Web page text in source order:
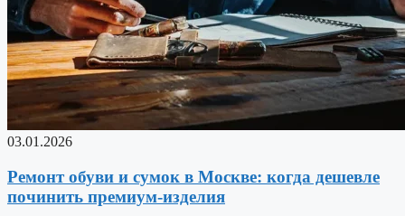
03.01.2026
Ремонт обуви и сумок в Москве: когда дешевле
починить премиум-изделия